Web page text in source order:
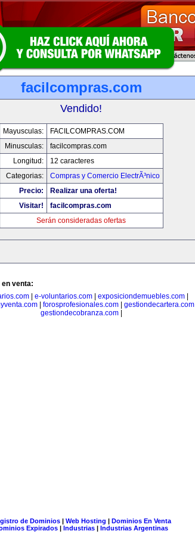
facilcompras.com
Vendido!
Mayusculas:
FACILCOMPRAS.COM
Minusculas:
facilcompras.com
Longitud:
12 caracteres
Categorias:
Compras y Comercio ElectrÃ³nico
Precio:
Realizar una oferta!
Visitar!
facilcompras.com
Serán consideradas ofertas
venta:
e-voluntarios.com exposiciondemuebles.com
| forosprofesionales.com| gestiondecartera.com|
gestiondecobranza.com|
de Dominios| Web Hosting | Dominios En Venta
Expirados | Industrias | Industrias Argentinas